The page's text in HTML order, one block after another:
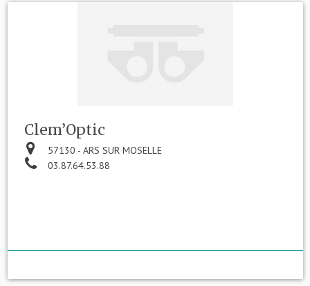
Clem’Optic
57130 - ARS SUR MOSELLE
03.87.64.53.88